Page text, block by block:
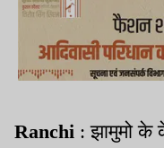
Ranchi : झामुमो के